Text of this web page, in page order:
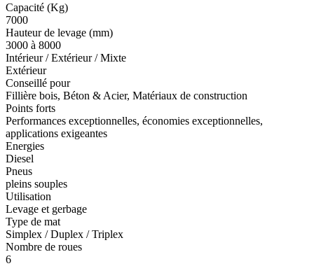
Capacité (Kg)
7000
Hauteur de levage (mm)
3000 à 8000
Intérieur / Extérieur / Mixte
Extérieur
Conseillé pour
Fillière bois, Béton & Acier, Matériaux de construction
Points forts
Performances exceptionnelles, économies exceptionnelles,
applications exigeantes
Energies
Diesel
Pneus
pleins souples
Utilisation
Levage et gerbage
Type de mat
Simplex / Duplex / Triplex
Nombre de roues
6